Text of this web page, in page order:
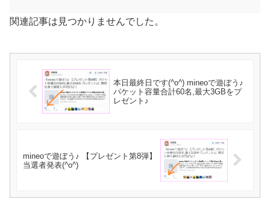
関連記事は見つかりませんでした。
本日最終日です(^o^) mineoで遊ぼう♪
パケット容量合計60名,最大3GBをプ
レゼント♪
mineoで遊ぼう♪ 【プレゼント第8弾】
当選者発表(^o^)